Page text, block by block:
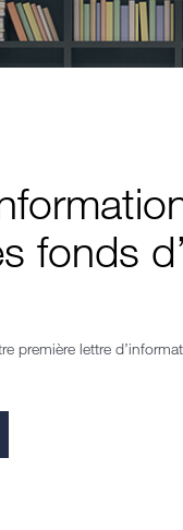
fonds
première lettre